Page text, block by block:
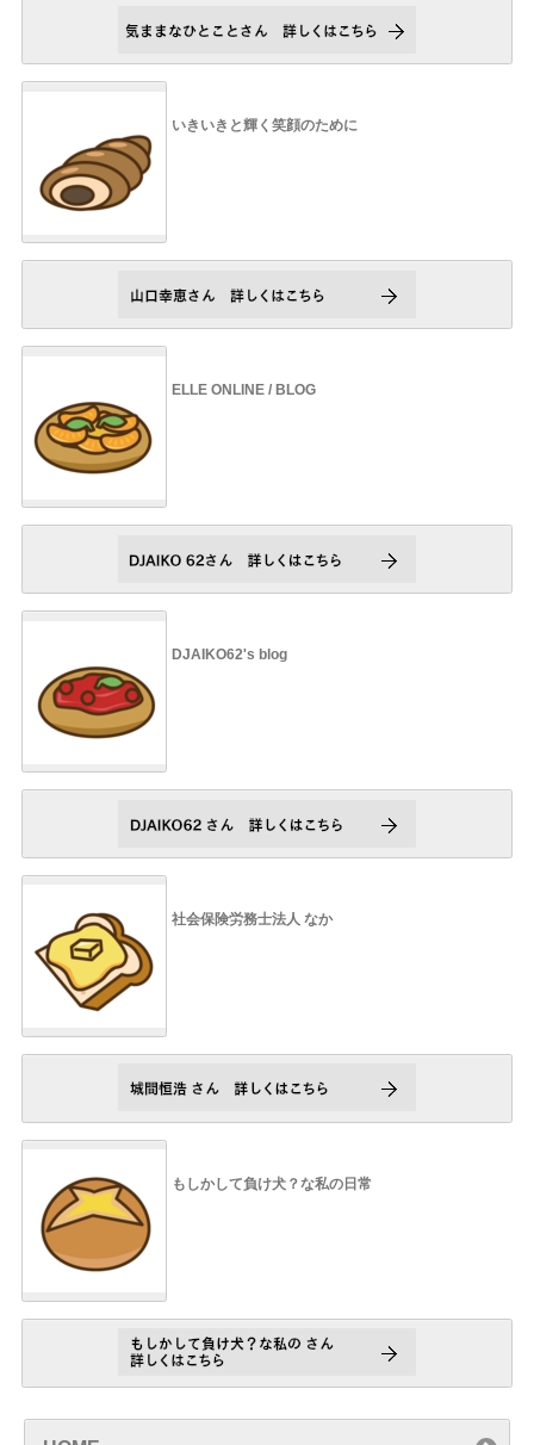
いきいきと輝く笑顔のために
ELLE ONLINE / BLOG
DJAIKO62's blog
社会保険労務士法人 なか
もしかして負け犬？な私の日常